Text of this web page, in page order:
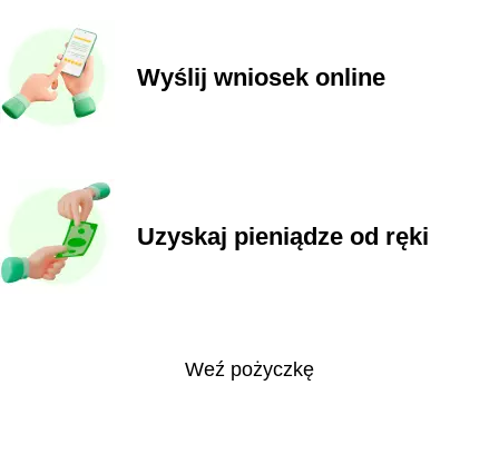
Wyślij wniosek online
Uzyskaj pieniądze od ręki
Weź pożyczkę